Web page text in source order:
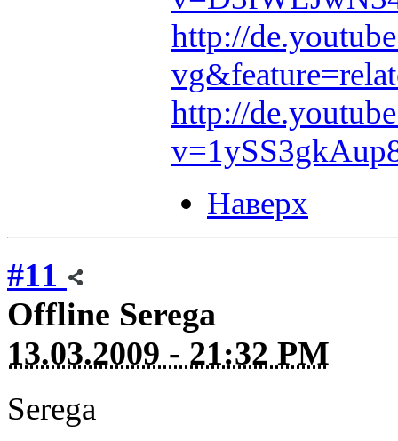
http://
http://
Наверх
#11
Offline Serega
13.03.2009 - 21:32 PM
Serega